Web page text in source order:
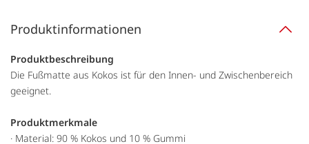
Produktinformationen
Produktbeschreibung
Die Fußmatte aus Kokos ist für den Innen- und Zwischenbereich
geeignet.
Produktmerkmale
· Material: 90 % Kokos und 10 % Gummi